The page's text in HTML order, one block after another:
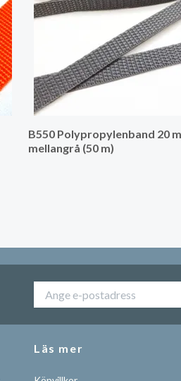
B550 Polypropylenband 20
mellangrå (50 m)
Läs mer